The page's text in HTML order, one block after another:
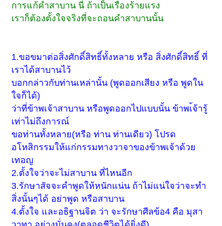
การแก้คำสาบาน นี่ ถ้าเป็นเรื่องร้ายแรง
เราก็ต้องตั้งใจจริงที่จะถอนคำสาบานนั้น
1.ขอขมาต่อสิ่งศักดิ์สิทธิ์ทั้งหลาย หรือ สิ่งศักดิ์สิทธิ์ ที่
เราได้สาบานไว้
บอกกล่าวกับท่านเหล่านั้น (พูดออกเสียง หรือ พูดใน
ใจก็ได้)
ว่าที่ข้าพเจ้าสาบาน หรือพูดออกไปแบบนั้น ข้าพเ้จ้ารู้
เท่าไม่ถึงการณ์
ขอท่านทั้งหลาย(หรือ ท่าน ท่านเดียว) โปรด
อโหสิกรรมให้แก่กรรมทางวาจาของข้าพเจ้าด้วย
เทอญ
2.ตั้งใจว่าจะไม่สาบาน ที่ไหนอีก
3.รักษาสัจจะคำพูดให้หนักแน่น ถ้าไม่แน่ใจว่าจะทำ
สิ่งนั้นๆได้ อย่าพูด หรือสาบาน
4.ตั้งใจ และอธิฐานจิต ว่า จะรักษาศีลข้อ4 คือ มุสา